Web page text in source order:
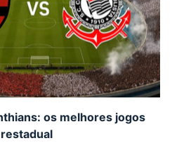
os melhores jogos